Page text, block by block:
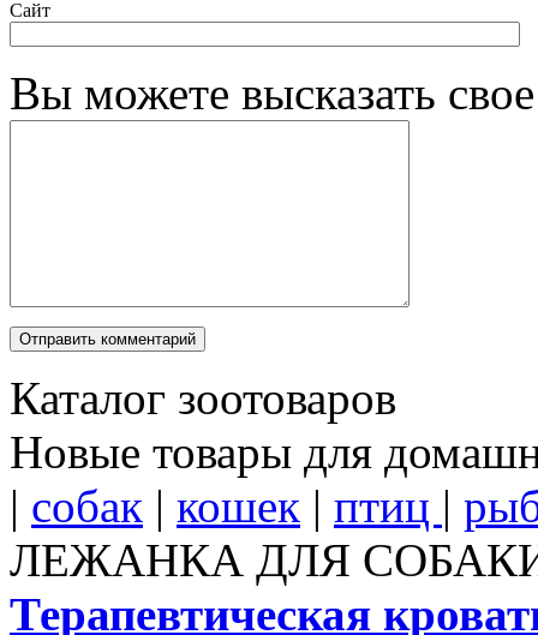
Сайт
Вы можете высказать
Каталог зоотоваров
Новые товары для
| собак | кошек | птиц |
ЛЕЖАНКА ДЛЯ
Терапевтическая